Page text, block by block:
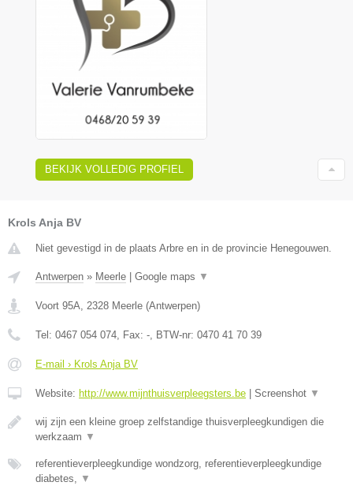
BEKIJK VOLLEDIG PROFIEL
Krols Anja BV
Niet gevestigd in de plaats Arbre en in de provincie Henegouwen.
Antwerpen » Meerle Google maps ▼
Voort 95A, 2328 Meerle (Antwerpen)
Tel: 0467 054 074, Fax: -, BTW-nr: 0470 41 70 39
E-mail › Krols Anja BV
Website: http://www.mijnthuisverpleegsters.be Screenshot ▼
wij zijn een kleine groep zelfstandige thuisverpleegkundigen die
werkzaam ▼
referentieverpleegkundige wondzorg, referentieverpleegkundige
diabetes, ▼